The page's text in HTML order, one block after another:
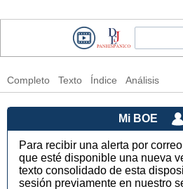
Completo Texto Índice Análisis
Mi BOE
Para recibir una alerta por
que esté disponible una nueva
texto consolidado de esta
sesión previamente en nuestro